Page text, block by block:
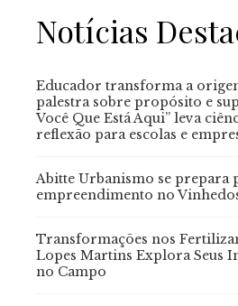
Notícias
Educador transforma a
palestra sobre propósito e
Você Que Está Aqui” leva
reflexão para escolas e
Abitte Urbanismo se prepara
empreendimento no
Transformações nos
Lopes Martins Explora Seus
no Campo